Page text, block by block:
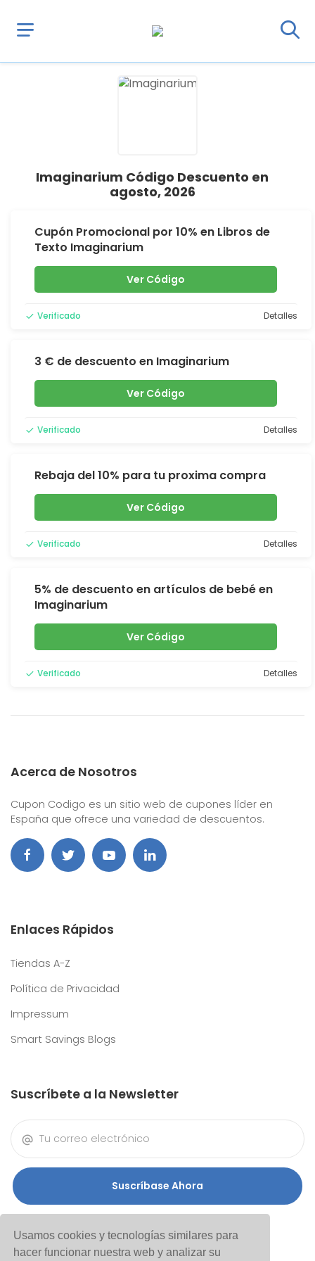
Usamos cookies y tecnologías similares para
hacer funcionar nuestra web y analizar su
Imaginarium Código Descuento en
agosto, 2026
Cupón Promocional por 10% en Libros de
Texto Imaginarium
Ver Código
Verificado Detalles
3 € de descuento en Imaginarium
Ver Código
Verificado Detalles
Rebaja del 10% para tu proxima compra
Ver Código
Verificado Detalles
5% de descuento en artículos de bebé en
Imaginarium
Ver Código
Verificado Detalles
Acerca de Nosotros
Cupon Codigo es un sitio web de cupones líder en
España que ofrece una variedad de descuentos.
Enlaces Rápidos
Tiendas A-Z
Política de Privacidad
Impressum
Smart Savings Blogs
Suscríbete a la Newsletter
Suscríbase Ahora